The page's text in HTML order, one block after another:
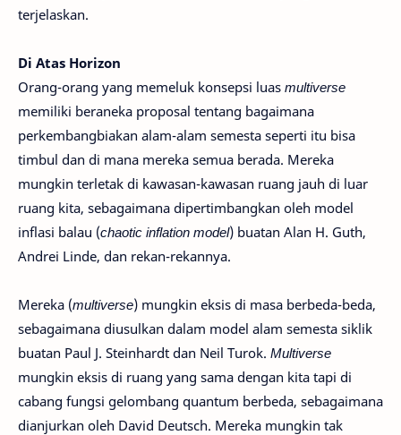
terjelaskan.
Di Atas Horizon
Orang-orang yang memeluk konsepsi luas multiverse
memiliki beraneka proposal tentang bagaimana
perkembangbiakan alam-alam semesta seperti itu bisa
timbul dan di mana mereka semua berada. Mereka
mungkin terletak di kawasan-kawasan ruang jauh di luar
ruang kita, sebagaimana dipertimbangkan oleh model
inflasi balau (chaotic inflation model) buatan Alan H. Guth,
Andrei Linde, dan rekan-rekannya.
Mereka (multiverse) mungkin eksis di masa berbeda-beda,
sebagaimana diusulkan dalam model alam semesta siklik
buatan Paul J. Steinhardt dan Neil Turok. Multiverse
mungkin eksis di ruang yang sama dengan kita tapi di
cabang fungsi gelombang quantum berbeda, sebagaimana
dianjurkan oleh David Deutsch. Mereka mungkin tak